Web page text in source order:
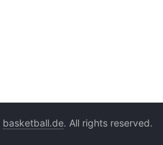
basketball.de. All rights reserved.